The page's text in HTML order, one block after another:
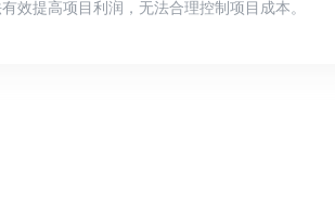
效提高项目利润，无法合理控制项目成本。